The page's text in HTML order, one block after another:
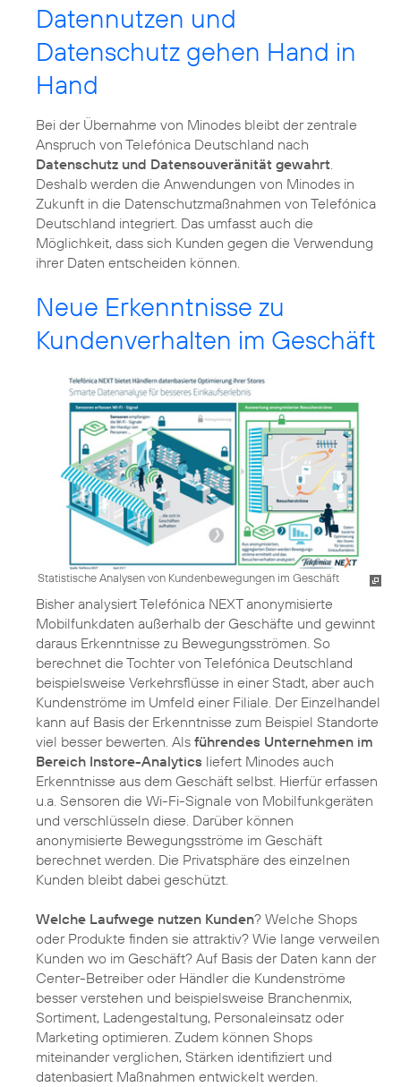
Datennutzen und
Datenschutz gehen Hand in
Hand
Bei der Übernahme von Minodes bleibt der zentrale
Anspruch von Telefónica Deutschland nach
Datenschutz und Datensouveränität gewahrt
Deshalb werden die Anwendungen von Minodes in
Zukunft in die Datenschutzmaßnahmen von Telefónica
Deutschland integriert. Das umfasst auch die
Möglichkeit, dass sich Kunden gegen die Verwendung
ihrer Daten entscheiden können.
Neue Erkenntnisse zu
Kundenverhalten im Geschäft
Statistische Analysen von Kundenbewegungen im Geschäft
Bisher analysiert Telefónica NEXT anonymisierte
Mobilfunkdaten außerhalb der Geschäfte und gewinnt
daraus Erkenntnisse zu Bewegungsströmen. So
berechnet die Tochter von Telefónica Deutschland
beispielsweise Verkehrsflüsse in einer Stadt, aber auch
Kundenströme im Umfeld einer Filiale. Der Einzelhandel
kann auf Basis der Erkenntnisse zum Beispiel Standorte
viel besser bewerten. Als führendes Unternehmen im
Bereich Instore-Analytics liefert Minodes auch
Erkenntnisse aus dem Geschäft selbst. Hierfür erfassen
u.a. Sensoren die Wi-Fi-Signale von Mobilfunkgeräten
und verschlüsseln diese. Darüber können
anonymisierte Bewegungsströme im Geschäft
berechnet werden. Die Privatsphäre des einzelnen
Kunden bleibt dabei geschützt.
Welche Laufwege nutzen Kunden? Welche Shops
oder Produkte finden sie attraktiv? Wie lange verweilen
Kunden wo im Geschäft? Auf Basis der Daten kann der
Center-Betreiber oder Händler die Kundenströme
besser verstehen und beispielsweise Branchenmix,
Sortiment, Ladengestaltung, Personaleinsatz oder
Marketing optimieren. Zudem können Shops
miteinander verglichen, Stärken identifiziert und
datenbasiert Maßnahmen entwickelt werden.